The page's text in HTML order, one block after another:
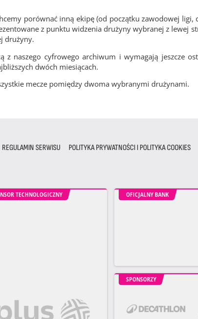
porównać inną ekipę (od początku zawodowej
z punktu widzenia drużyny wybranej z lewej
drużyny.
naszego cyfrowego archiwum i wymagają jeszcze
dwóch miesiącach.
mecze pomiędzy dwoma wybranymi drużynami.
REGULAMIN SERWISU POLITYKA PRYWATNOŚCI I POLITYKA COOKIES
TECHNOLOGICZNY OFICJALNY BANK
SPONSORZY